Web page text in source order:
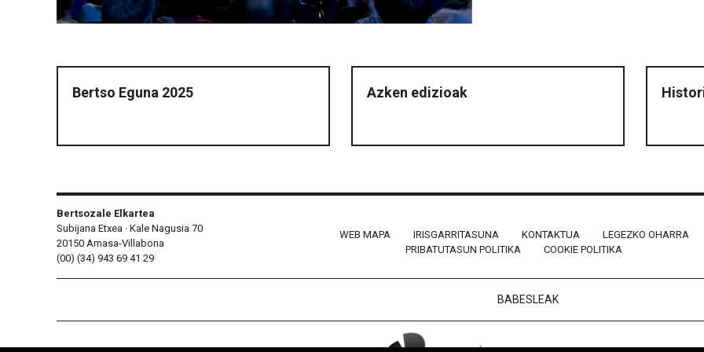
Bertso Eguna 2025 Azken edizioak
Bertsozale Elkartea
Subijana Etxea · Kale Nagusia 70
20150 Amasa-Villabona
(00) (34) 943 69 41 29
WEB MAPA IRISGARRITASUNA KONTAKTUA
LEGEZKO OHARRA
PRIBATUTASUN POLITIKA
COOKIE POLITIKA
BABESLEAK